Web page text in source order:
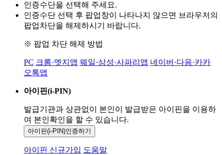
인증수단을 선택해 주세요.
인증수단 선택 후 팝업창이 나타나지 않으면 브라우저의
팝업차단을 해제하시기 바랍니다.
※ 팝업 차단 해제 방법
PC 크롬·엣지앱 웨일·삼성·사파리앱 네이버·다음·카카
오톡앱
아이핀(i-PIN)
발급기관과 상관없이 본인이 발급받은 아이핀을 이용하
여 본인확인을 할 수 있습니다.
아이핀(i-PIN)인증하기
아이핀 신규가입 도움말